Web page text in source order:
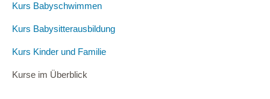
Kurs Babyschwimmen
Kurs Babysitterausbildung
Kurs Kinder und Familie
Kurse im Überblick